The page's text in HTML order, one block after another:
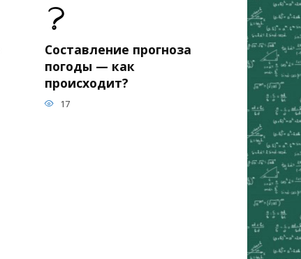
Составление прогноза
погоды — как
происходит?
17